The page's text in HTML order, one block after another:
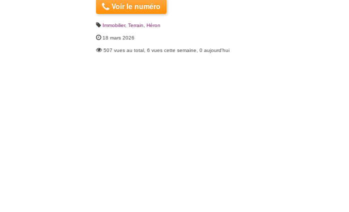
Voir le numéro
Immobilier, Terrain Héron
18 mars 2026
507 vues au total, 6 vues cette semaine, 0 aujourd'hui